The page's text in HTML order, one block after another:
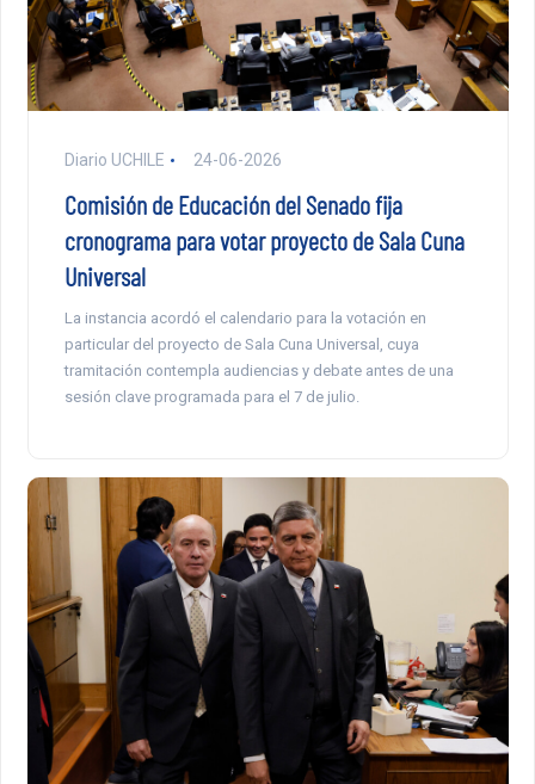
Diario UCHILE 24-06-2026
Comisión de Educación del Senado fija
cronograma para votar proyecto de Sala Cuna
Universal
La instancia acordó el calendario para la votación en
particular del proyecto de Sala Cuna Universal, cuya
tramitación contempla audiencias y debate antes de una
sesión clave programada para el 7 de julio.